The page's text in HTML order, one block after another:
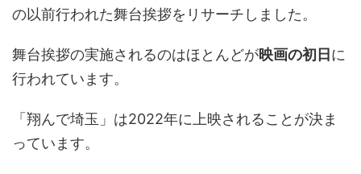
の以前行われた舞台挨拶をリサーチしました。
舞台挨拶の実施されるのはほとんどが映画の初日 に
行われています。
「翔んで埼玉」は2022年に上映されることが決ま
っています。